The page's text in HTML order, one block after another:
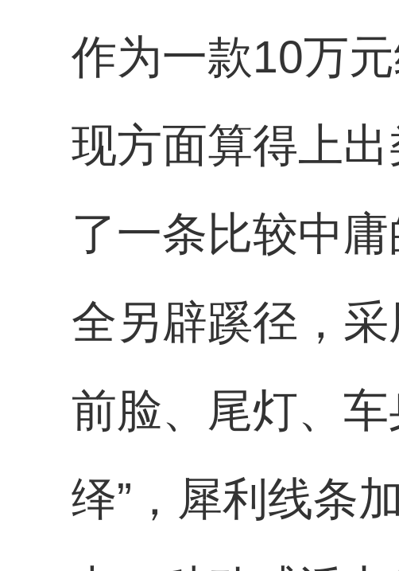
作为一款10万
现方面算得上
了一条比较中
全另辟蹊径，
前脸、尾灯、
绎”，犀利线条